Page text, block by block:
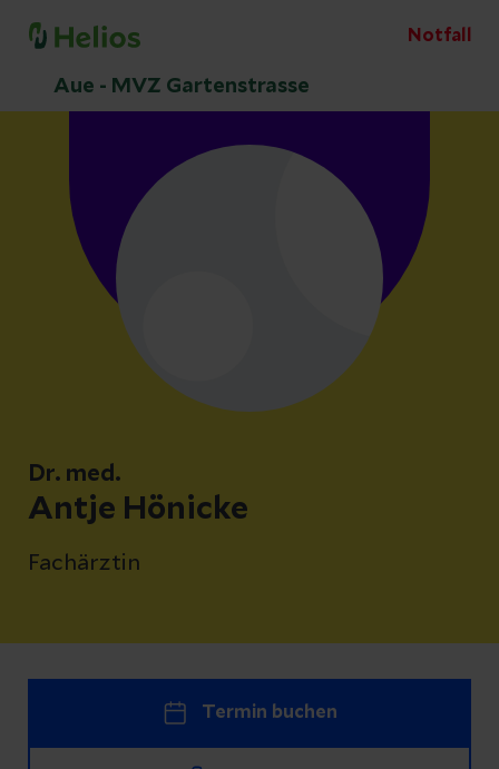
Notfall
Aue - MVZ Gartenstrasse
Dr. med.
Antje Hönicke
Fachärztin
Termin buchen